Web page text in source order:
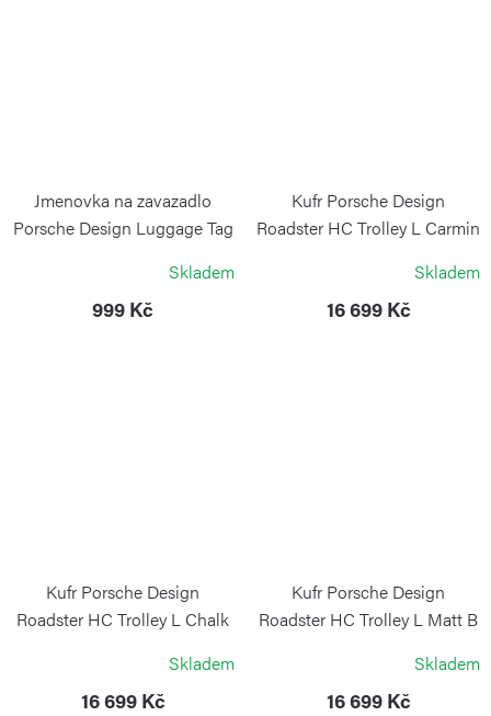
Jmenovka na zavazadlo
Porsche Design Luggage Tag
Skladem
999 Kč
Kufr Porsche Design
Roadster HC Trolley L Carmin
Skladem
16 699 Kč
Kufr Porsche Design
Roadster HC Trolley L Chalk
Skladem
16 699 Kč
Kufr Porsche Design
Roadster HC Trolley L Matt B
Skladem
16 699 Kč